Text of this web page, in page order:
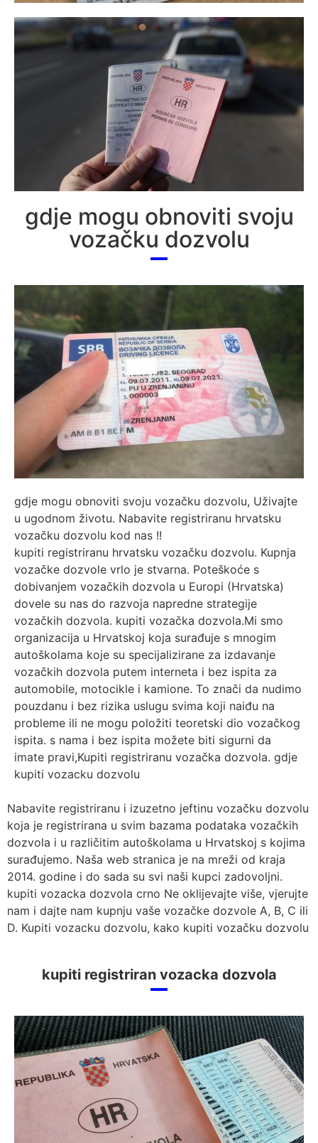
gdje mogu obnoviti svoju
vozačku dozvolu
gdje mogu obnoviti svoju vozačku dozvolu, Uživajte
u ugodnom životu. Nabavite registriranu hrvatsku
vozačku dozvolu kod nas !!
kupiti registriranu hrvatsku vozačku dozvolu. Kupnja
vozačke dozvole vrlo je stvarna. Poteškoće s
dobivanjem vozačkih dozvola u Europi (Hrvatska)
dovele su nas do razvoja napredne strategije
vozačkih dozvola. kupiti vozačka dozvola.Mi smo
organizacija u Hrvatskoj koja surađuje s mnogim
autoškolama koje su specijalizirane za izdavanje
vozačkih dozvola putem interneta i bez ispita za
automobile, motocikle i kamione. To znači da nudimo
pouzdanu i bez rizika uslugu svima koji naiđu na
probleme ili ne mogu položiti teoretski dio vozačkog
ispita. s nama i bez ispita možete biti sigurni da
imate pravi,Kupiti registriranu vozačka dozvola. gdje
kupiti vozacku dozvolu
Nabavite registriranu i izuzetno jeftinu vozačku dozvolu
koja je registrirana u svim bazama podataka vozačkih
dozvola i u različitim autoškolama u Hrvatskoj s kojima
surađujemo. Naša web stranica je na mreži od kraja
2014. godine i do sada su svi naši kupci zadovoljni.
kupiti vozacka dozvola crno Ne oklijevajte više, vjerujte
nam i dajte nam kupnju vaše vozačke dozvole A, B, C ili
D. Kupiti vozacku dozvolu, kako kupiti vozačku dozvolu
kupiti registriran vozacka dozvola